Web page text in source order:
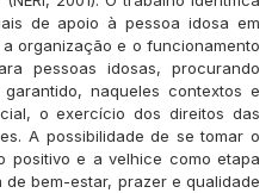
de apoio à pessoa idosa em
organização e o funcionamento
pessoas idosas, procurando
naqueles contextos e
o exercício dos direitos das
A possibilidade de se tomar o
positivo e a velhice como etapa
bem-estar, prazer e qualidade